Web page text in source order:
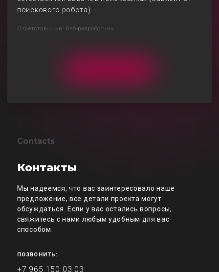
поискового робота).
Ответственный: Веб-разработчик
Contacts
Контакты
Мы надеемся, что вас заинтересовало наше
предложение, все детали проекта могут
обсуждаться. Если у вас остались вопросы,
свяжитесь с нами любым удобным для вас
способом.
ПОЗВОНИТЬ:
+7 965 150 03 03